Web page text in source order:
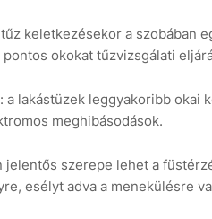
keletkezésekor a szobában
okokat tűzvizsgálati
lakástüzek leggyakoribb okai
meghibásodások.
szerepe lehet a
esélyt adva a menekülésre